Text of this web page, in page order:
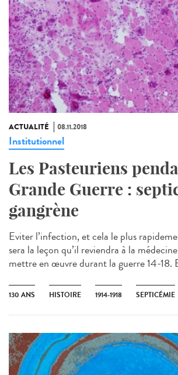
ACTUALITÉ 08.11.2018
Institutionnel
Les Pasteuriens
Grande Guerre :
gangrène
Eviter l’infection, et cela le plus
sera la leçon qu’il reviendra à la
mettre en œuvre durant la guerre 14-18.
130 ANS HISTOIRE 1914-1918 SEPTICÉMIE